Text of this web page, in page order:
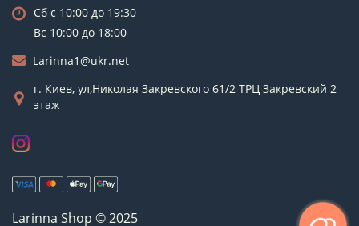
Сб с 10:00 до 19:30
Вс 10:00 до 18:00
Larinna1@ukr.net
г. Киев, ул,Николая Закревского 61/2 ТРЦ Закревский 2
этаж
Larinna Shop © 2025